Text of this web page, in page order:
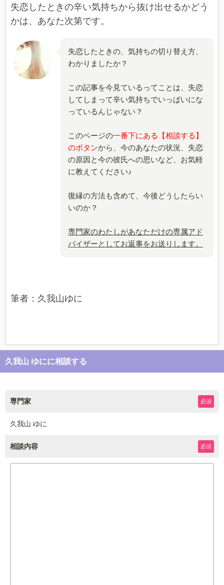
失恋したときの辛い気持ちから抜け出せるかどう
かは、あなた次第です。
失恋したときの、気持ちの切り替え方、
わかりましたか？
この記事を今見ているってことは、失恋
してしまって辛い気持ちでいっぱいにな
っているんじゃない？
このページの一番下にある【相談する】
のボタンから、今のあなたの状況、失恋
の原因と今の彼氏への思いなど、お気軽
に教えてください♪
復縁の方法も含めて、今後どうしたらい
いのか？
専門家のわたしがあなただけの専属アド
バイザーとしてお返事をお送りします。
筆者：久我山ゆに
久我山 ゆにに相談する
専門家 必須
久我山 ゆに
相談内容 必須